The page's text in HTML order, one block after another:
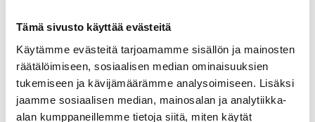
Tämä sivusto käyttää evästeitä
Käytämme evästeitä tarjoamamme sisällön ja mainosten
räätälöimiseen, sosiaalisen median ominaisuuksien
tukemiseen ja kävijämäärämme analysoimiseen. Lisäksi
jaamme sosiaalisen median, mainosalan ja analytiikka-
alan kumppaneillemme tietoja siitä, miten käytät
Vastusdekadit BR
BR07 7-Dekadeja
LUE LISÄÄ